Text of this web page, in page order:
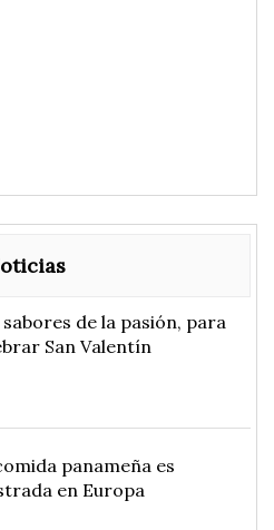
sabores de la pasión, para
San Valentín
panameña es
en Europa